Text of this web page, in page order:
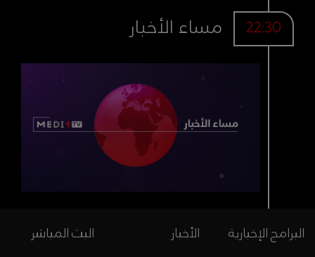
22:30 مساء الأخبار
البث المباشر الأخبار البرامج الإخبارية